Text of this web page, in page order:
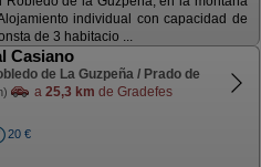
individual con capacidad de
de 3 habitacio ...
Casiano
de La Guzpeña / Prado de
a 25,3 km de Gradefes
20 €